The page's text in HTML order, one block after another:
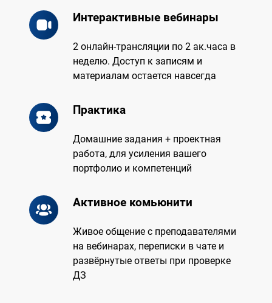
Интерактивные вебинары
2 онлайн-трансляции по 2 ак.часа в
неделю. Доступ к записям и
материалам остается навсегда
Практика
Домашние задания + проектная
работа, для усиления вашего
портфолио и компетенций
Активное комьюнити
Живое общение с преподавателями
на вебинарах, переписки в чате и
развёрнутые ответы при проверке
ДЗ